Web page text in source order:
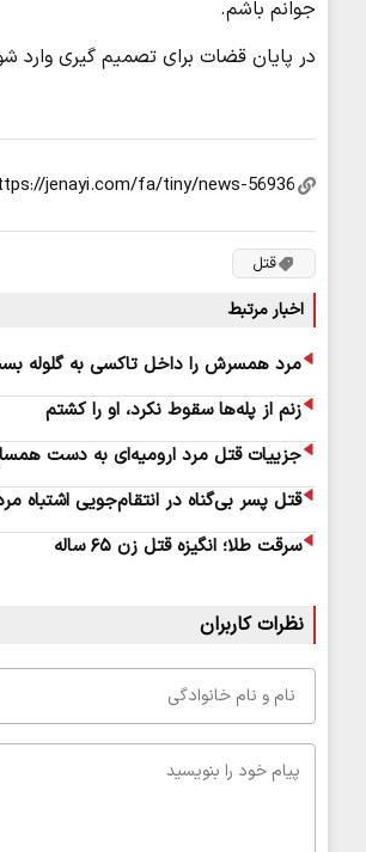
جوانم باشم.
در پایان قضات برای تصمیم گیری وارد
قتل
اخبار مرتبط
مرد همسرش را داخل تاکسی به گلوله
زنم از پله‌ها سقوط نکرد، او را کشتم
جزییات قتل مرد ارومیه‌ای به دست
قتل پسر بی‌‎گناه در انتقام‌جویی اشتباه مرد مسلح
سرقت طلا؛ انگیزه قتل زن ۶۵ ساله
نظرات کاربران